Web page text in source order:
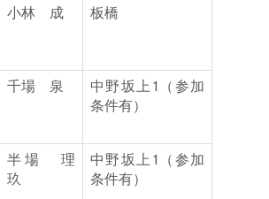
小林 成 板橋
千場 泉
中野坂上1（参加
条件有）
半場 理
玖
中野坂上1（参加
条件有）